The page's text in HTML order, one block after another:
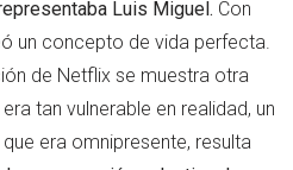
Luis Miguel. Con
un concepto de vida perfecta.
de Netflix se muestra otra
tan vulnerable en realidad, un
era omnipresente, resulta